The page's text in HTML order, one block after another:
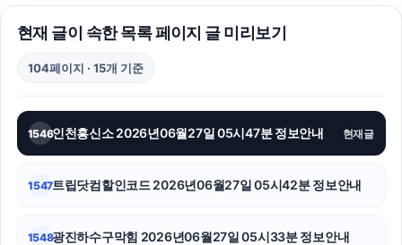
강아지보호소
카드현금화
용인학교폭력변호사
은평하수구막힘
현재 글이 속한 목록 페이지 글 미리보기
104페이지 · 15개 기준
1546인천흥신소 2026년06월27일 05시47분 정보안내 현재글
1547트립닷컴할인코드 2026년06월27일 05시42분 정보안내
1548광진하수구막힘 2026년06월27일 05시33분 정보안내